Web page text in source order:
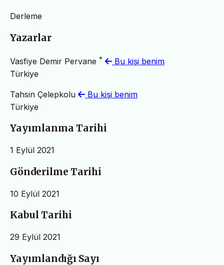
Derleme
Yazarlar
Vasfiye Demir Pervane *
Bu kişi benim
Türkiye
Tahsin Çelepkolu
Bu kişi benim
Türkiye
Yayımlanma Tarihi
1 Eylül 2021
Gönderilme Tarihi
10 Eylül 2021
Kabul Tarihi
29 Eylül 2021
Yayımlandığı Sayı